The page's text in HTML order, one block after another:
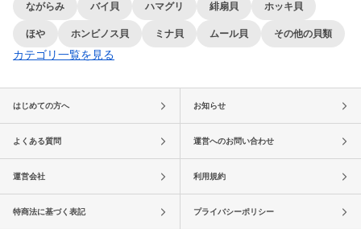
ながらみ バイ貝 ハマグリ 緋扇貝 ホッキ貝
ほや ホンビノス貝 ミナ貝 ムール貝 その他の貝類
カテゴリ一覧を見る
はじめての方へ お知らせ
よくある質問 運営へのお問い合わせ
運営会社 利用規約
特商法に基づく表記 プライバシーポリシー